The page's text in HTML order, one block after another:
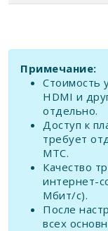
Примечание:
Стоимость
HDMI и
отдельно.
Доступ к
требует
МТС.
Качество
интернет-
Мбит/с).
После
всех